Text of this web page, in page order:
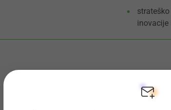
inovacije